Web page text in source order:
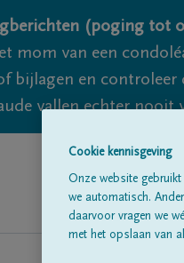
(poging tot
mom van een
bijlagen en
vallen echter
Cookie kennisgeving
Onze website
we automatisch.
daarvoor vragen we
met het opslaan van